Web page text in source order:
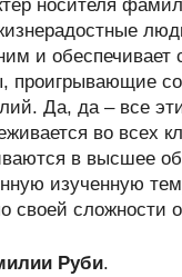
носителя
и обеспечивает
проигрывающие
Да, да – все
во всех
в высшее
изученную
своей сложности
Руби.